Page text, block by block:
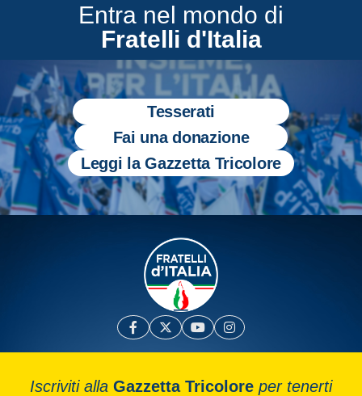
Entra nel mondo di
Fratelli d'Italia
Tesserati
Fai una donazione
Leggi la Gazzetta Tricolore
Iscriviti alla Gazzetta Tricolore per tenerti